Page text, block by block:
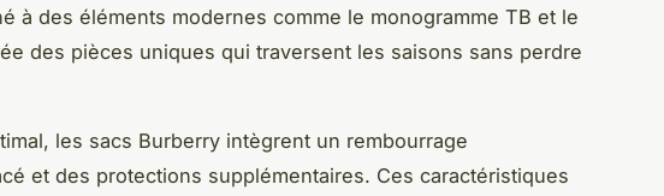
à des éléments modernes comme le monogramme TB et le
des pièces uniques qui traversent les saisons sans perdre
les sacs Burberry intègrent un rembourrage
et des protections supplémentaires. Ces caractéristiques